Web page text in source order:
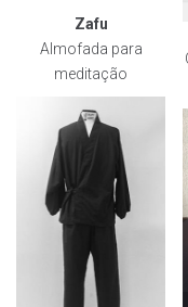
Zafu
Almofada para
meditação